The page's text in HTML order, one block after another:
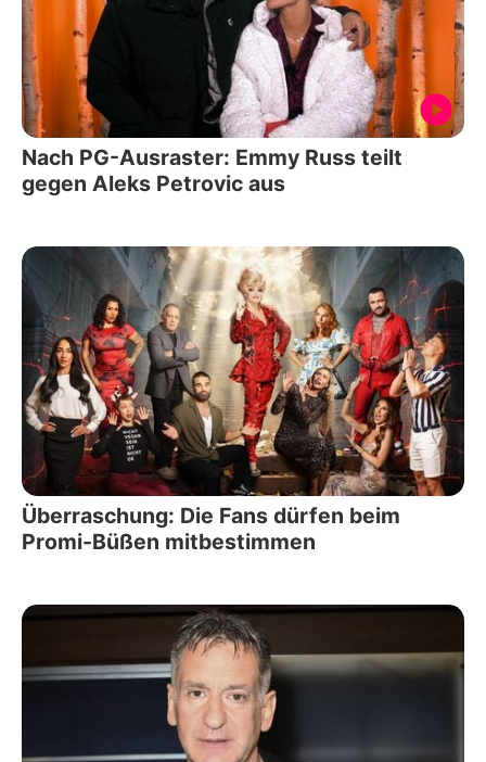
Nach PG-Ausraster: Emmy Russ teilt
gegen Aleks Petrovic aus
Überraschung: Die Fans dürfen beim
Promi-Büßen mitbestimmen